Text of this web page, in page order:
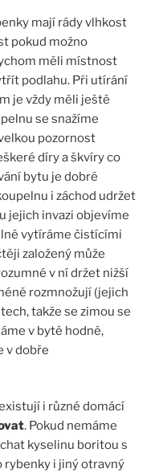
mají rády vlhkost
pokud možno
měli místnost
podlahu. Při utírání
je vždy měli ještě
se snažíme
pozornost
díry a škvíry co
bytu je dobré
i záchod udržet
jejich invazi objevíme
vytíráme čistícími
založený může
v ní držet nižší
rozmnožují (jejich
takže se zimou se
v bytě hodně,
v dobře
i různé domácí
. Pokud nemáme
kyselinu boritou s
rybenky i jiný otravný